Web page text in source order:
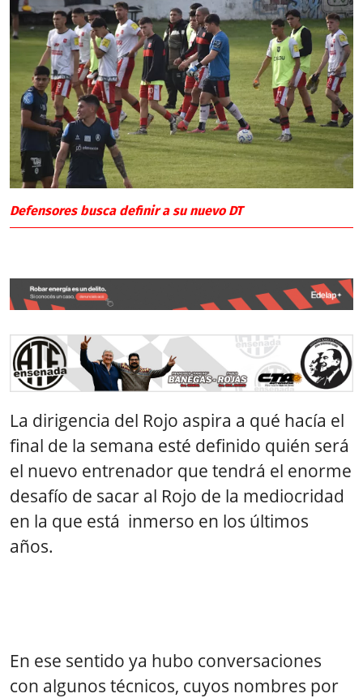
Defensores busca definir a su nuevo DT
La dirigencia del Rojo aspira a qué hacía el
final de la semana esté definido quién será
el nuevo entrenador que tendrá el enorme
desafío de sacar al Rojo de la mediocridad
en la que está inmerso en los últimos
años.
En ese sentido ya hubo conversaciones
con algunos técnicos, cuyos nombres por